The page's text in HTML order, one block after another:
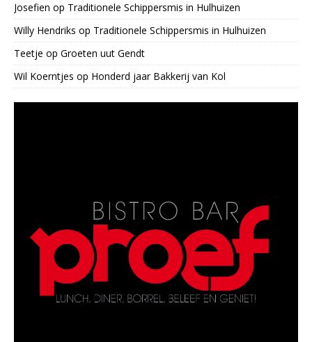
Josefien op Traditionele Schippersmis in Hulhuizen
Willy Hendriks op Traditionele Schippersmis in Hulhuizen
Teetje op Groeten uut Gendt
Wil Koerntjes op Honderd jaar Bakkerij van Kol